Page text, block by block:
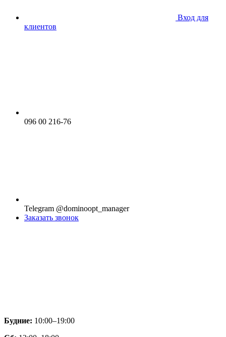
Вход для
клиентов
096 00 216-76
Telegram @dominoopt_manager
Заказать звонок
Будние: 10:00–19:00